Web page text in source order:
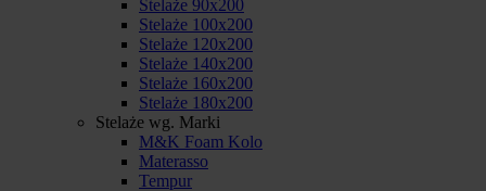
Stelaże 90x200
Stelaże 100x200
Stelaże 120x200
Stelaże 140x200
Stelaże 160x200
Stelaże 180x200
Stelaże wg. Marki
M&K Foam Kolo
Materasso
Tempur